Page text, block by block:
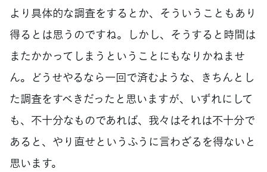
より具体的な調査をするとか、そういうこともあり
得るとは思うのですね。しかし、そうすると時間は
またかかってしまうということにもなりかねませ
ん。どうせやるなら一回で済むような、きちんとし
た調査をすべきだったと思いますが、いずれにして
も、不十分なものであれば、我々はそれは不十分で
あると、やり直せというふうに言わざるを得ないと
思います。